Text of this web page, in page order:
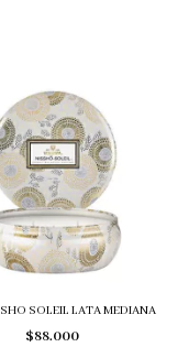
SOLEIL LATA MEDIANA
$88.000